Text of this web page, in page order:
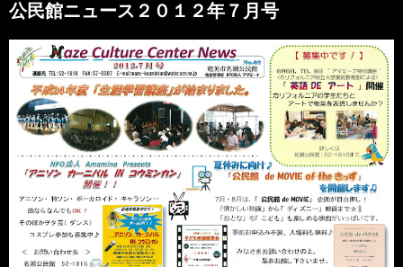
公民館ニュース２０１２年７月号